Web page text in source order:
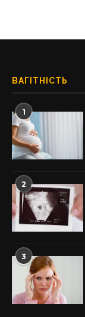
ВАГІТНІСТЬ
1
2
3